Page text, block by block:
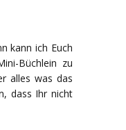
kann ich Euch
Büchlein zu
alles was das
dass Ihr nicht